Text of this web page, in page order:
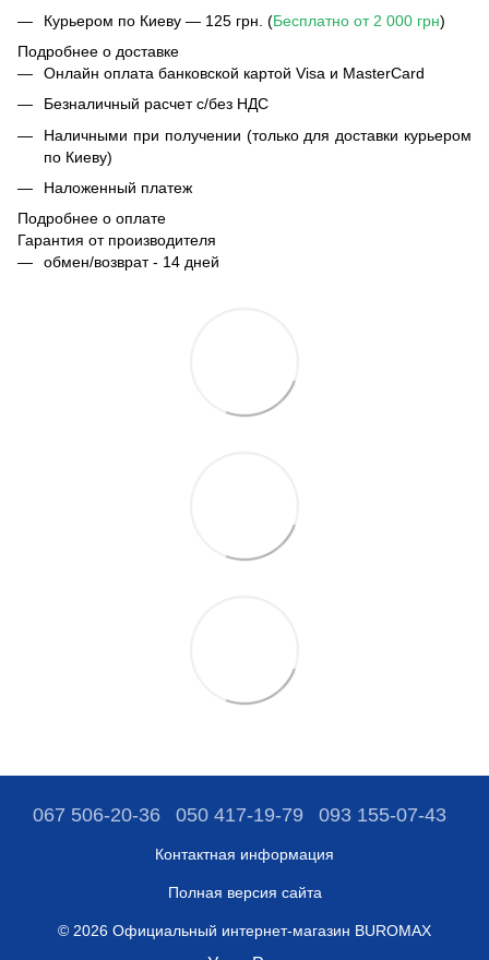
Курьером по Киеву — 125 грн. (Бесплатно от 2 000 грн)
Подробнее о доставке
Онлайн оплата банковской картой Visa и MasterCard
Безналичный расчет с/без НДС
Наличными при получении (только для доставки курьером
по Киеву)
Наложенный платеж
Подробнее о оплате
Гарантия от производителя
обмен/возврат - 14 дней
067 506-20-36 050 417-19-79 093 155-07-43
Контактная информация
Полная версия сайта
© 2026 Официальный интернет-магазин BUROMAX